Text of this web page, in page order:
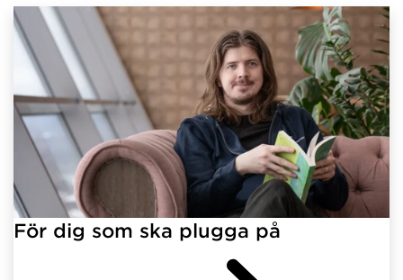
För dig som ska plugga på